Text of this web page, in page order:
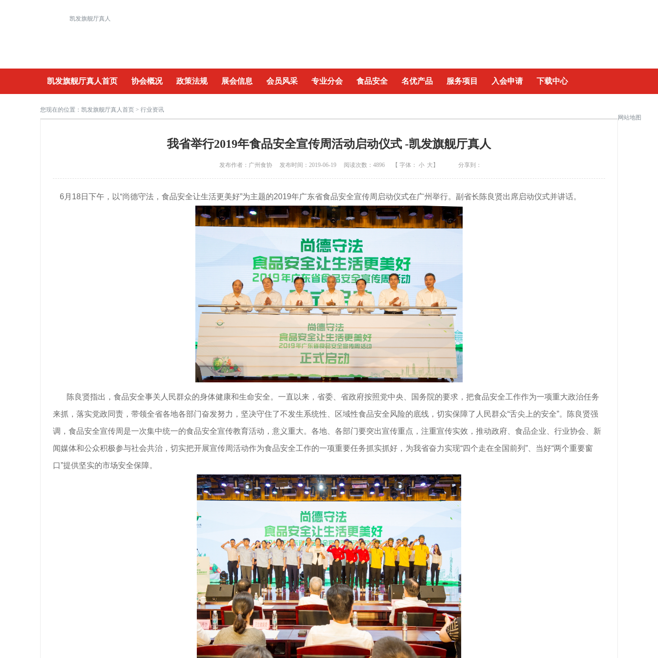
凯发旗舰厅真人
凯发旗舰厅真人首页 协会概况 政策法规 展会信息 会员风采 专业分会 食品安全 名优产品 服务项目 入会申请 下载中心
重要活动
您现在的位置： 凯发旗舰厅真人首页 > 行业资讯
我省举行2019年食品安全宣传周活动启动仪式 -凯发旗舰厅真人
发布作者：广州食协 发布时间：2019-06-19 阅读次数：4896 【 字体： 小 大 】 分享到：
6月18日下午，以“尚德守法，食品安全让生活更美好”为主题的2019年广东省食品安全宣传周启动仪式在广州举行。副省长陈良贤出席启动仪式并讲话。
陈良贤指出，食品安全事关人民群众的身体健康和生命安全。一直以来，省委、省政府按照党中央、国务院的要求，把食品安全工作作为一项重大政治任务
来抓，落实党政同责，带领全省各地各部门奋发努力，坚决守住了不发生系统性、区域性食品安全风险的底线，切实保障了人民群众“舌尖上的安全”。陈良贤强
调，食品安全宣传周是一次集中统一的食品安全宣传教育活动，意义重大。各地、各部门要突出宣传重点，注重宣传实效，推动政府、食品企业、行业协会、新
闻媒体和公众积极参与社会共治，切实把开展宣传周活动作为食品安全工作的一项重要任务抓实抓好，为我省奋力实现“四个走在全国前列”、当好“两个重要窗
口”提供坚实的市场安全保障。
网站地图